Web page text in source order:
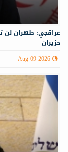
عراقجي: طهران لن
حزيران
Aug 09 2026